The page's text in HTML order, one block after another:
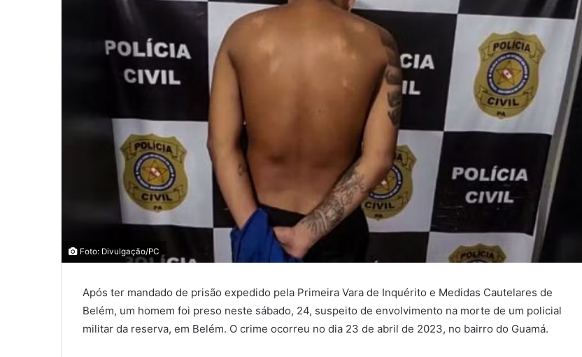
Foto: Divulgação/PC
Após ter mandado de prisão expedido pela Primeira Vara de Inquérito e Medidas Cautelares de
Belém, um homem foi preso neste sábado, 24, suspeito de envolvimento na morte de um policial
militar da reserva, em Belém. O crime ocorreu no dia 23 de abril de 2023, no bairro do Guamá.